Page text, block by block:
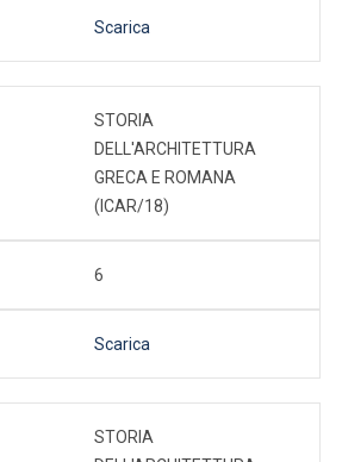
Scarica
STORIA
DELL'ARCHITETTURA
GRECA E ROMANA
(ICAR/18)
6
Scarica
STORIA